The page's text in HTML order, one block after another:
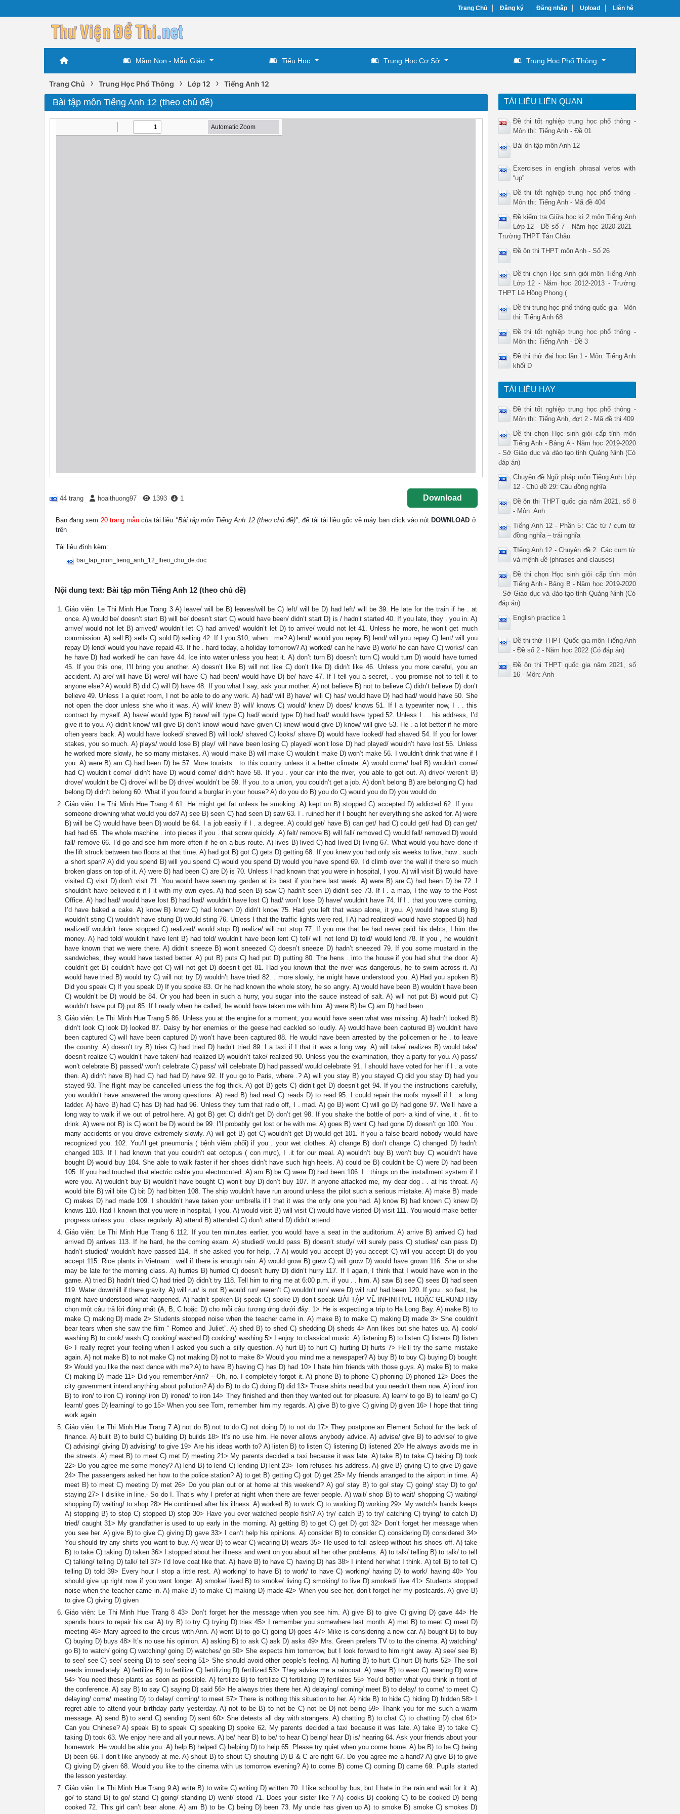
Trang Chủ Đăng ký Đăng nhập Upload Liên hệ
Mầm Non - Mẫu Giáo Tiểu Học Trung Học Cơ Sở Trung Học Phổ Thông
Trang Chủ › Trung Học Phổ Thông › Lớp 12 › Tiếng Anh 12
Bài tập môn Tiếng Anh 12 (theo chủ đề)
44 trang hoaithuong97 1393 1 Download
Bạn đang xem 20 trang mẫucủa tài liệu "Bài tập môn Tiếng Anh 12 (theo chủ đề)", để tải tài liệu gốc về máy bạn click vào nút DOWNLOAD ở
trên
Tài liệu đính kèm:
bai_tap_mon_tieng_anh_12_theo_chu_de.doc
Nội dung text: Bài tập môn Tiếng Anh 12 (theo chủ đề)
Giáo viên: Le Thi Minh Hue Trang 3 A) leave/ will be B) leaves/will be C) left/ will be D) had left/ will be 39. He late for the train if he . at
once. A) would be/ doesn’t start B) will be/ doesn’t start C) would have been/ didn’t start D) is / hadn’t started 40. If you late, they . you in. A)
arrive/ would not let B) arrived/ wouldn’t let C) had arrived/ wouldn’t let D) to arrive/ would not let 41. Unless he more, he won’t get much
commission. A) sell B) sells C) sold D) selling 42. If I you $10, when . me? A) lend/ would you repay B) lend/ will you repay C) lent/ will you
repay D) lend/ would you have repaid 43. If he . hard today, a holiday tomorrow? A) worked/ can he have B) work/ he can have C) works/ can
he have D) had worked/ he can have 44. Ice into water unless you heat it. A) don’t turn B) doesn’t turn C) would turn D) would have turned
45. If you this one, I’ll bring you another. A) doesn’t like B) will not like C) don’t like D) didn’t like 46. Unless you more careful, you an
accident. A) are/ will have B) were/ will have C) had been/ would have D) be/ have 47. If I tell you a secret, . you promise not to tell it to
anyone else? A) would B) did C) will D) have 48. If you what I say, ask your mother. A) not believe B) not to believe C) didn’t believe D) don’t
believe 49. Unless I a quiet room, I not be able to do any work. A) had/ will B) have/ will C) has/ would have D) had had/ would have 50. She
not open the door unless she who it was. A) will/ knew B) will/ knows C) would/ knew D) does/ knows 51. If I a typewriter now, I . . this
contract by myself. A) have/ would type B) have/ will type C) had/ would type D) had had/ would have typed 52. Unless I . . his address, I’d
give it to you. A) didn’t know/ will give B) don’t know/ would have given C) knew/ would give D) know/ will give 53. He . a lot better if he more
often years back. A) would have looked/ shaved B) will look/ shaved C) looks/ shave D) would have looked/ had shaved 54. If you for lower
stakes, you so much. A) plays/ would lose B) play/ will have been losing C) played/ won’t lose D) had played/ wouldn’t have lost 55. Unless
he worked more slowly, he so many mistakes. A) would make B) will make C) wouldn’t make D) won’t make 56. I wouldn’t drink that wine if I
you. A) were B) am C) had been D) be 57. More tourists . to this country unless it a better climate. A) would come/ had B) wouldn’t come/
had C) wouldn’t come/ didn’t have D) would come/ didn’t have 58. If you . your car into the river, you able to get out. A) drive/ weren’t B)
drove/ wouldn’t be C) drove/ will be D) drive/ wouldn’t be 59. If you .to a union, you couldn’t get a job. A) don’t belong B) are belonging C) had
belong D) didn’t belong 60. What if you found a burglar in your house? A) do you do B) you do C) would you do D) you would do
Giáo viên: Le Thi Minh Hue Trang 4 61. He might get fat unless he smoking. A) kept on B) stopped C) accepted D) addicted 62. If you .
someone drowning what would you do? A) see B) seen C) had seen D) saw 63. I . ruined her if I bought her everything she asked for. A) were
B) will be C) would have been D) would be 64. I a job easily if I . a degree. A) could get/ have B) can get/ had C) could get/ had D) can get/
had had 65. The whole machine . into pieces if you . that screw quickly. A) felt/ remove B) will fall/ removed C) would fall/ removed D) would
fall/ remove 66. I’d go and see him more often if he on a bus route. A) lives B) lived C) had lived D) living 67. What would you have done if
the lift struck between two floors at that time. A) had got B) got C) gets D) getting 68. If you knew you had only six weeks to live, how . such
a short span? A) did you spend B) will you spend C) would you spend D) would you have spend 69. I’d climb over the wall if there so much
broken glass on top of it. A) were B) had been C) are D) is 70. Unless I had known that you were in hospital, I you. A) will visit B) would have
visited C) visit D) don’t visit 71. You would have seen my garden at its best if you here last week. A) were B) are C) had been D) be 72. I
shouldn’t have believed it if I it with my own eyes. A) had seen B) saw C) hadn’t seen D) didn’t see 73. If I . a map, I the way to the Post
Office. A) had had/ would have lost B) had had/ wouldn’t have lost C) had/ won’t lose D) have/ wouldn’t have 74. If I . that you were coming,
I’d have baked a cake. A) know B) knew C) had known D) didn’t know 75. Had you left that wasp alone, it you. A) would have stung B)
wouldn’t sting C) wouldn’t have stung D) would sting 76. Unless I that the traffic lights were red, I A) had realized/ would have stopped B) had
realized/ wouldn’t have stopped C) realized/ would stop D) realize/ will not stop 77. If you me that he had never paid his debts, I him the
money. A) had told/ wouldn’t have lent B) had told/ wouldn’t have been lent C) tell/ will not lend D) told/ would lend 78. If you , he wouldn’t
have known that we were there. A) didn’t sneeze B) won’t sneezed C) doesn’t sneeze D) hadn’t sneezed 79. If you some mustard in the
sandwiches, they would have tasted better. A) put B) puts C) had put D) putting 80. The hens . into the house if you had shut the door. A)
couldn’t get B) couldn’t have got C) will not get D) doesn’t get 81. Had you known that the river was dangerous, he to swim across it. A)
would have tried B) would try C) will not try D) wouldn’t have tried 82. . more slowly, he might have understood you. A) Had you spoken B)
Did you speak C) If you speak D) If you spoke 83. Or he had known the whole story, he so angry. A) would have been B) wouldn’t have been
C) wouldn’t be D) would be 84. Or you had been in such a hurry, you sugar into the sauce instead of salt. A) will not put B) would put C)
wouldn’t have put D) put 85. If I ready when he called, he would have taken me with him. A) were B) be C) am D) had been
Giáo viên: Le Thi Minh Hue Trang 5 86. Unless you at the engine for a moment, you would have seen what was missing. A) hadn’t looked B)
didn’t look C) look D) looked 87. Daisy by her enemies or the geese had cackled so loudly. A) would have been captured B) wouldn’t have
been captured C) will have been captured D) won’t have been captured 88. He would have been arrested by the policemen or he . to leave
the country. A) doesn’t try B) tries C) had tried D) hadn’t tried 89. I a taxi if I that it was a long way. A) will take/ realizes B) would take/
doesn’t realize C) wouldn’t have taken/ had realized D) wouldn’t take/ realized 90. Unless you the examination, they a party for you. A) pass/
won’t celebrate B) passed/ won’t celebrate C) pass/ will celebrate D) had passed/ would celebrate 91. I should have voted for her if I . a vote
then. A) didn’t have B) had C) had had D) have 92. If you go to Paris, where .? A) will you stay B) you stayed C) did you stay D) had you
stayed 93. The flight may be cancelled unless the fog thick. A) got B) gets C) didn’t get D) doesn’t get 94. If you the instructions carefully,
you wouldn’t have answered the wrong questions. A) read B) had read C) reads D) to read 95. I could repair the roofs myself if I . a long
ladder. A) have B) had C) has D) had had 96. Unless they turn that radio off, I . mad. A) go B) went C) will go D) had gone 97. We’ll have a
long way to walk if we out of petrol here. A) got B) get C) didn’t get D) don’t get 98. If you shake the bottle of port- a kind of vine, it . fit to
drink. A) were not B) is C) won’t be D) would be 99. I’ll probably get lost or he with me. A) goes B) went C) had gone D) doesn’t go 100. You .
many accidents or you drove extremely slowly. A) will get B) got C) wouldn’t get D) would get 101. If you a false beard nobody would have
recognized you. 102. You’ll get pneumonia ( bệnh viêm phổi) if you . your wet clothes. A) change B) don’t change C) changed D) hadn’t
changed 103. If I had known that you couldn’t eat octopus ( con mực), I .it for our meal. A) wouldn’t buy B) won’t buy C) wouldn’t have
bought D) would buy 104. She able to walk faster if her shoes didn’t have such high heels. A) could be B) couldn’t be C) were D) had been
105. If you had touched that electric cable you electrocuted. A) am B) be C) were D) had been 106. I . things on the installment system if I
were you. A) wouldn’t buy B) wouldn’t have bought C) won’t buy D) don’t buy 107. If anyone attacked me, my dear dog . . at his throat. A)
would bite B) will bite C) bit D) had bitten 108. The ship wouldn’t have run around unless the pilot such a serious mistake. A) make B) made
C) makes D) had made 109. I shouldn’t have taken your umbrella if I that it was the only one you had. A) know B) had known C) knew D)
knows 110. Had I known that you were in hospital, I you. A) would visit B) will visit C) would have visited D) visit 111. You would make better
progress unless you . class regularly. A) attend B) attended C) don’t attend D) didn’t attend
Giáo viên: Le Thi Minh Hue Trang 6 112. If you ten minutes earlier, you would have a seat in the auditorium. A) arrive B) arrived C) had
arrived D) arrives 113. If he hard, he the coming exam. A) studied/ would pass B) doesn’t study/ will surely pass C) studies/ can pass D)
hadn’t studied/ wouldn’t have passed 114. If she asked you for help, .? A) would you accept B) you accept C) will you accept D) do you
accept 115. Rice plants in Vietnam . well if there is enough rain. A) would grow B) grew C) will grow D) would have grown 116. She or she
may be late for the morning class. A) hurries B) hurried C) doesn’t hurry D) didn’t hurry 117. If I again, I think that I would have won in the
game. A) tried B) hadn’t tried C) had tried D) didn’t try 118. Tell him to ring me at 6:00 p.m. if you . . him. A) saw B) see C) sees D) had seen
119. Water downhill if there gravity. A) will run/ is not B) would run/ weren’t C) wouldn’t run/ were D) will run/ had been 120. If you . so fast, he
might have understood what happened. A) hadn’t spoken B) speak C) spoke D) don’t speak BÀI TẬP VỀ INFINITIVE HOẶC GERUND Hãy
chọn một câu trả lời đúng nhất (A, B, C hoặc D) cho mỗi câu tương ứng dưới đây: 1> He is expecting a trip to Ha Long Bay. A) make B) to
make C) making D) made 2> Students stopped noise when the teacher came in. A) make B) to make C) making D) made 3> She couldn’t
bear tears when she saw the film “ Romeo and Juliet”. A) shed B) to shed C) shedding D) sheds 4> Ann likes but she hates up. A) cook/
washing B) to cook/ wash C) cooking/ washed D) cooking/ washing 5> I enjoy to classical music. A) listening B) to listen C) listens D) listen
6> I really regret your feeling when I asked you such a silly question. A) hurt B) to hurt C) hurting D) hurts 7> He’ll try the same mistake
again. A) not make B) to not make C) not making D) not to make 8> Would you mind me a newspaper? A) buy B) to buy C) buying D) bought
9> Would you like the next dance with me? A) to have B) having C) has D) had 10> I hate him friends with those guys. A) make B) to make
C) making D) made 11> Did you remember Ann? – Oh, no. I completely forgot it. A) phone B) to phone C) phoning D) phoned 12> Does the
city government intend anything about pollution? A) do B) to do C) doing D) did 13> Those shirts need but you needn’t them now. A) iron/ iron
B) to iron/ to iron C) ironing/ iron D) ironed/ to iron 14> They finished and then they wanted out for pleasure. A) learn/ to go B) to learn/ go C)
learnt/ goes D) learning/ to go 15> When you see Tom, remember him my regards. A) give B) to give C) giving D) given 16> I hope that tiring
work again.
Giáo viên: Le Thi Minh Hue Trang 7 A) not do B) not to do C) not doing D) to not do 17> They postpone an Element School for the lack of
finance. A) built B) to build C) building D) builds 18> It’s no use him. He never allows anybody advice. A) advise/ give B) to advise/ to give
C) advising/ giving D) advising/ to give 19> Are his ideas worth to? A) listen B) to listen C) listening D) listened 20> He always avoids me in
the streets. A) meet B) to meet C) met D) meeting 21> My parents decided a taxi because it was late. A) take B) to take C) taking D) took
22> Do you agree me some money? A) lend B) to lend C) lending D) lent 23> Tom refuses his address. A) give B) giving C) to give D) gave
24> The passengers asked her how to the police station? A) to get B) getting C) got D) get 25> My friends arranged to the airport in time. A)
meet B) to meet C) meeting D) met 26> Do you plan out or at home at this weekend? A) go/ stay B) to go/ stay C) going/ stay D) to go/
staying 27> I dislike in line.- So do I. That’s why I prefer at night when there are fewer people. A) wait/ shop B) to wait/ shopping C) waiting/
shopping D) waiting/ to shop 28> He continued after his illness. A) worked B) to work C) to working D) working 29> My watch’s hands keeps
A) stopping B) to stop C) stopped D) stop 30> Have you ever watched people fish? A) try/ catch B) to try/ catching C) trying/ to catch D)
tried/ caught 31> My grandfather is used to up early in the morning. A) getting B) to get C) get D) got 32> Don’t forget her message when
you see her. A) give B) to give C) giving D) gave 33> I can’t help his opinions. A) consider B) to consider C) considering D) considered 34>
You should try any shirts you want to buy. A) wear B) to wear C) wearing D) wears 35> He used to fall asleep without his shoes off. A) take
B) to take C) taking D) taken 36> I stopped about her illness and went on you about all her other problems. A) to talk/ telling B) to talk/ to tell
C) talking/ telling D) talk/ tell 37> I’d love coat like that. A) have B) to have C) having D) has 38> I intend her what I think. A) tell B) to tell C)
telling D) told 39> Every hour I stop a little rest. A) working/ to have B) to work/ to have C) working/ having D) to work/ having 40> You
should give up right now if you want longer. A) smoke/ lived B) to smoke/ living C) smoking/ to live D) smoked/ live 41> Students stopped
noise when the teacher came in. A) make B) to make C) making D) made 42> When you see her, don’t forget her my postcards. A) give B)
to give C) giving D) given
Giáo viên: Le Thi Minh Hue Trang 8 43> Don’t forget her the message when you see him. A) give B) to give C) giving D) gave 44> He
spends hours to repair his car. A) try B) to try C) trying D) tries 45> I remember you somewhere last month. A) met B) to meet C) meet D)
meeting 46> Mary agreed to the circus with Ann. A) went B) to go C) going D) goes 47> Mike is considering a new car. A) bought B) to buy
C) buying D) buys 48> It’s no use his opinion. A) asking B) to ask C) ask D) asks 49> Mrs. Green prefers TV to to the cinema. A) watching/
go B) to watch/ going C) watching/ going D) watches/ go 50> She expects him tomorrow, but I look forward to him right away. A) see/ see B)
to see/ see C) see/ seeing D) to see/ seeing 51> She should avoid other people’s feeling. A) hurting B) to hurt C) hurt D) hurts 52> The soil
needs immediately. A) fertilize B) to fertilize C) fertilizing D) fertilized 53> They advise me a raincoat. A) wear B) to wear C) wearing D) wore
54> You need these plants as soon as possible. A) fertilize B) to fertilize C) fertilizing D) fertilizes 55> You’d better what you think in front of
the conference. A) say B) to say C) saying D) said 56> He always tries there her. A) delaying/ coming/ meet B) to delay/ to come/ to meet C)
delaying/ come/ meeting D) to delay/ coming/ to meet 57> There is nothing this situation to her. A) hide B) to hide C) hiding D) hidden 58> I
regret able to attend your birthday party yesterday. A) not to be B) to not be C) not be D) not being 59> Thank you for me such a warm
message. A) send B) to send C) sending D) sent 60> She detests all day with strangers. A) chatting B) to chat C) to chatting D) chat 61>
Can you Chinese? A) speak B) to speak C) speaking D) spoke 62. My parents decided a taxi because it was late. A) take B) to take C)
taking D) took 63. We enjoy here and all your news. A) be/ hear B) to be/ to hear C) being/ hear D) is/ hearing 64. Ask your friends about your
homework. He would be able you. A) help B) helped C) helping D) to help 65. Please try quiet when you come home. A) be B) to be C) being
D) been 66. I don’t like anybody at me. A) shout B) to shout C) shouting D) B & C are right 67. Do you agree me a hand? A) give B) to give
C) giving D) given 68. Would you like to the cinema with us tomorrow evening? A) to come B) come C) coming D) came 69. Pupils started
the lesson yesterday.
Giáo viên: Le Thi Minh Hue Trang 9 A) write B) to write C) writing D) written 70. I like school by bus, but I hate in the rain and wait for it. A)
go/ to stand B) to go/ stand C) going/ standing D) went/ stood 71. Does your sister like ? A) cooks B) cooking C) to be cooked D) being
cooked 72. This girl can’t bear alone. A) am B) to be C) being D) been 73. My uncle has given up A) to smoke B) smoke C) smokes D)
TÀI LIỆU LIÊN QUAN
Đề thi tốt nghiệp trung học phổ thông -
Môn thi: Tiếng Anh - Đề 01
Bài ôn tập môn Anh 12
Exercises in english phrasal verbs with
“up”
Đề thi tốt nghiệp trung học phổ thông -
Môn thi: Tiếng Anh - Mã đề 404
Đề kiểm tra Giữa học kì 2 môn Tiếng Anh
Lớp 12 - Đề số 7 - Năm học 2020-2021 -
Trường THPT Tân Châu
Đề ôn thi THPT môn Anh - Số 26
Đề thi chọn Học sinh giỏi môn Tiếng Anh
Lớp 12 - Năm học 2012-2013 - Trường
THPT Lê Hồng Phong (
Đề thi trung học phổ thông quốc gia - Môn
thi: Tiếng Anh 68
Đề thi tốt nghiệp trung học phổ thông -
Môn thi: Tiếng Anh - Đề 3
Đề thi thử đại học lần 1 - Môn: Tiếng Anh
khối D
TÀI LIỆU HAY
Đề thi tốt nghiệp trung học phổ thông -
Môn thi: Tiếng Anh, đợt 2 - Mã đề thi 409
Đề thi chọn Học sinh giỏi cấp tỉnh môn
Tiếng Anh - Bảng A - Năm học 2019-2020
- Sở Giáo dục và đào tạo tỉnh Quảng Ninh (Có
đáp án)
Chuyên đề Ngữ pháp môn Tiếng Anh Lớp
12 - Chủ đề 29: Câu đồng nghĩa
Đề ôn thi THPT quốc gia năm 2021, số 8
- Môn: Anh
Tiếng Anh 12 - Phần 5: Các từ / cụm từ
đồng nghĩa – trái nghĩa
TIếng Anh 12 - Chuyên đề 2: Các cụm từ
và mệnh đề (phrases and clauses)
Đề thi chọn Học sinh giỏi cấp tỉnh môn
Tiếng Anh - Bảng B - Năm học 2019-2020
- Sở Giáo dục và đào tạo tỉnh Quảng Ninh (Có
đáp án)
English practice 1
Đề thi thử THPT Quốc gia môn Tiếng Anh
- Đề số 2 - Năm học 2022 (Có đáp án)
Đề ôn thi THPT quốc gia năm 2021, số
16 - Môn: Anh